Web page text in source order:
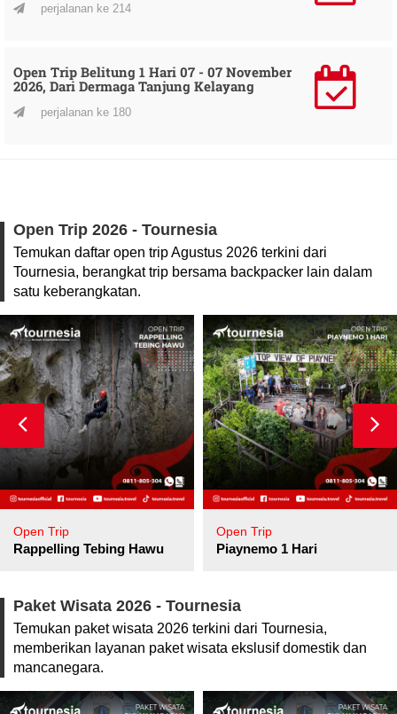
perjalanan ke 214
Open Trip Belitung 1 Hari 07 - 07 November
2026, Dari Dermaga Tanjung Kelayang
perjalanan ke 180
Open Trip 2026 - Tournesia
Temukan daftar open trip Agustus 2026 terkini dari
Tournesia, berangkat trip bersama backpacker lain dalam
satu keberangkatan.
Open Trip
Rappelling Tebing Hawu
Open Trip
Piaynemo 1 Hari
Paket Wisata 2026 - Tournesia
Temukan paket wisata 2026 terkini dari Tournesia,
memberikan layanan paket wisata ekslusif domestik dan
mancanegara.